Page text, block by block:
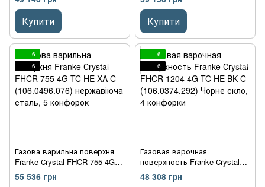
нержавіюча сталь, 4
конфорки
Купити
(106.0374.283) Чорне скло, 5
конфорок
Купити
6
6
Газова варильна поверхня
Franke Сrystal FHCR 755 4G
TC HE XA C (106.0496.076)
нержавіюча сталь, 5
55 536 грн
6
6
Газовая варочная
поверхность Franke Сrystal
FHCR 1204 4G TC HE BK C
(106.0374.292) Чорне скло, 4
48 308 грн